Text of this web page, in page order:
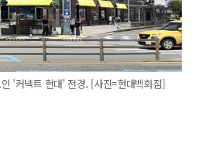
'커넥트 현대' 전경. [사진=현대백화점]